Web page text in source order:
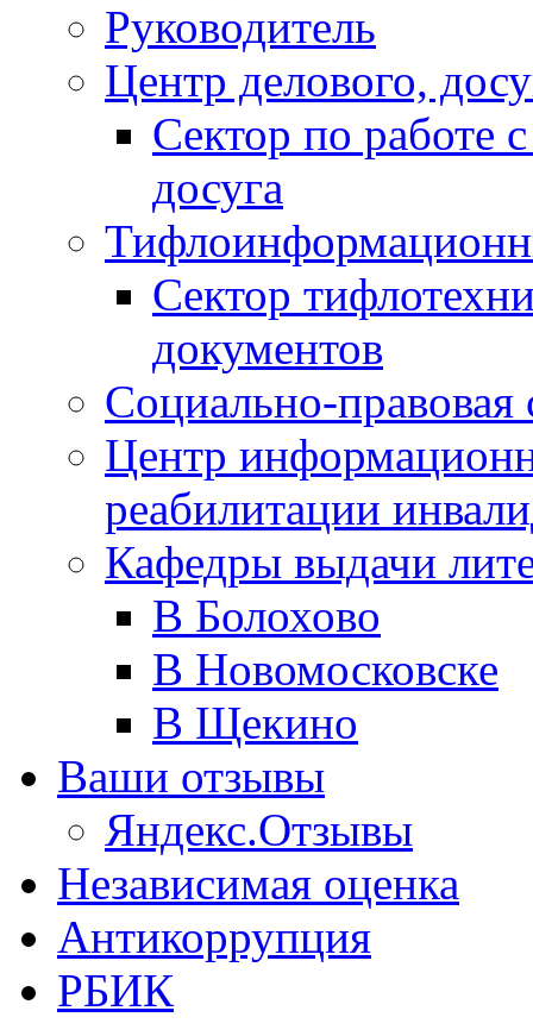
Руководитель
Центр делового,
Сектор по работе
досуга
Сектор
документов
Социально-правовая
Центр
реабилитации
Кафедры выдачи
В Болохово
В Новомосковске
В Щекино
Ваши отзывы
Яндекс.Отзывы
Независимая оценка
Антикоррупция
РБИК